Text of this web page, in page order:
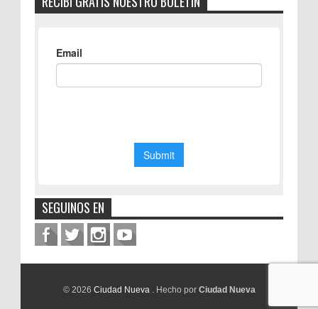
SEGUINOS EN
© 2026 Ciudad Nueva . Hecho por Ciudad Nueva